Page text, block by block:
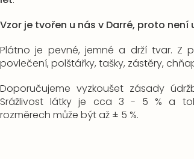
Vzor je tvořen u nás v Darré, proto
Plátno je pevné, jemné a drží tvar. Z
povlečení, polštářky, tašky, zástěry,
Doporučujeme vyzkoušet zásady
Srážlivost látky je cca 3 - 5 % a t
rozměrech může být až ± 5 %.